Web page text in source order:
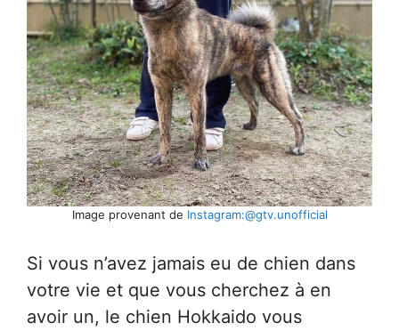
Image provenant de Instagram:@gtv.unofficial
Si vous n’avez jamais eu de chien dans
votre vie et que vous cherchez à en
avoir un, le chien Hokkaido vous